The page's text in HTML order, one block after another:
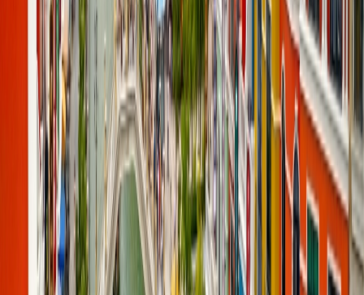
Reserva con antelación
Los lugares famosos de películas o series tienen una alta demanda,
así que es importante hacer la reserva con antelación; puede ser de
entradas de castillos, estudios, tours temáticos o del alojamiento, y si
se hace unos meses antes hay posibilidades de encontrar mejores
descuentos.
Socializar con su comunidad
Qué mejor que encontrar a la gente que también está en su viaje de
Set-Jetting, que no solo ofrece un compañero, sino que también
añade alegría a la experiencia. Así que, para conocer más sobre los
lugares de set-jetting debería socializar con la gente.
Conclusión